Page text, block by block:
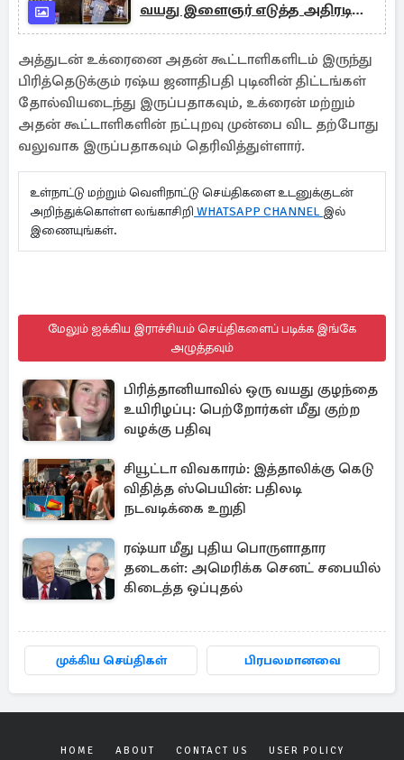
வயது இளைஞர் எடுத்த அதிரடி
முடிவு
அத்துடன் உக்ரைனை அதன் கூட்டாளிகளிடம் இருந்து
பிரித்தெடுக்கும் ரஷ்ய ஜனாதிபதி புடினின் திட்டங்கள்
தோல்வியடைந்து இருப்பதாகவும், உக்ரைன் மற்றும்
அதன் கூட்டாளிகளின் நட்புறவு முன்பை விட தற்போது
வலுவாக இருப்பதாகவும் தெரிவித்துள்ளார்.
உள்நாட்டு மற்றும் வெளிநாட்டு செய்திகளை உடனுக்குடன்
அறிந்துக்கொள்ள லங்காசிறி WHATSAPP CHANNEL இல்
இணையுங்கள்.
மேலும் ஐக்கிய இராச்சியம் செய்திகளைப் படிக்க இங்கே
அழுத்தவும்
பிரித்தானியாவில் ஒரு வயது குழந்தை
உயிரிழப்பு: பெற்றோர்கள் மீது குற்ற
வழக்கு பதிவு
சியூட்டா விவகாரம்: இத்தாலிக்கு கெடு
விதித்த ஸ்பெயின்: பதிலடி
நடவடிக்கை உறுதி
ரஷ்யா மீது புதிய பொருளாதார
தடைகள்: அமெரிக்க செனட் சபையில்
கிடைத்த ஒப்புதல்
முக்கிய செய்திகள் பிரபலமானவை
HOME ABOUT CONTACT US USER POLICY